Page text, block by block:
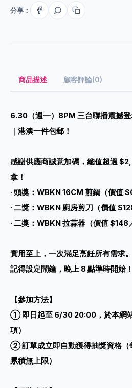
分享：
商品描述 顧客評論(0)
6.30（週一）8PM 三台聯播震撼登
｜ 港澳一件包郵！
感謝供應商誠意加碼，總值超過
拿！
· 頭獎：WBKN 16CM 煎鍋（價值
· 二獎：WBKN 廚房剪刀（價值
· 二獎：WBKN 拉蒜器（價值 $148
實用至上，一次滿足烹飪所有需求。
記得設定鬧鐘，晚上 8 點準時開始！
【參加方法】
① 即日起至 6/30 20:00，於本網
項）
② 訂單成立即自動獲得抽獎資格（
累積無上限）